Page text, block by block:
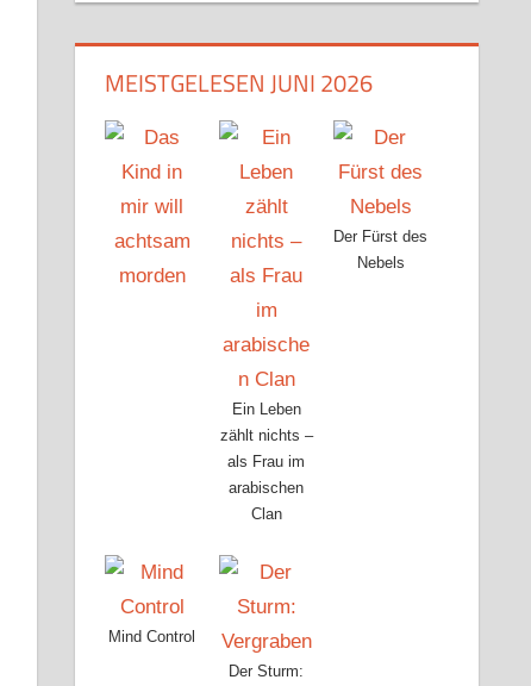
MEISTGELESEN JUNI 2026
Ein Leben
zählt nichts –
als Frau im
arabischen
Clan
Der Fürst des
Nebels
Mind Control
Der Sturm: